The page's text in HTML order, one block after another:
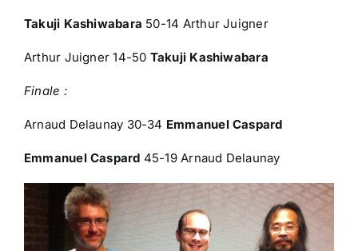
Takuji Kashiwabara 50-14 Arthur Juigner
Arthur Juigner 14-50 Takuji Kashiwabara
Finale :
Arnaud Delaunay 30-34 Emmanuel Caspard
Emmanuel Caspard 45-19 Arnaud Delaunay